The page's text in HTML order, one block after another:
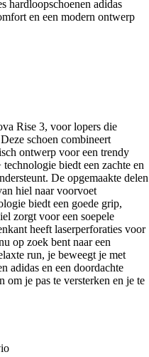
hardloopschoenen adidas
en een modern ontwerp
Rise 3, voor lopers die
schoen combineert
ontwerp voor een trendy
biedt een zachte en
De opgemaakte delen
hiel naar voorvoet
biedt een goede grip,
zorgt voor een soepele
heeft laserperforaties voor
op zoek bent naar een
run, je beweegt je met
adidas en een doordachte
om je pas te versterken en je te